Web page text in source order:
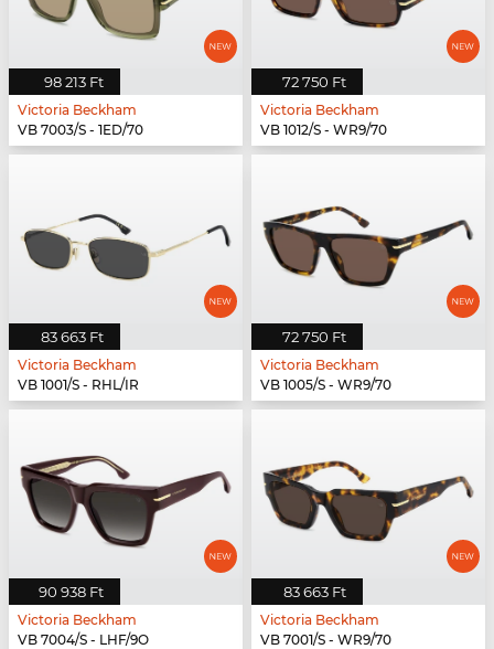
98 213 Ft
Victoria Beckham
VB 7003/S - 1ED/70
72 750 Ft
Victoria Beckham
VB 1012/S - WR9/70
83 663 Ft
Victoria Beckham
VB 1001/S - RHL/IR
72 750 Ft
Victoria Beckham
VB 1005/S - WR9/70
90 938 Ft
Victoria Beckham
VB 7004/S - LHF/9O
83 663 Ft
Victoria Beckham
VB 7001/S - WR9/70